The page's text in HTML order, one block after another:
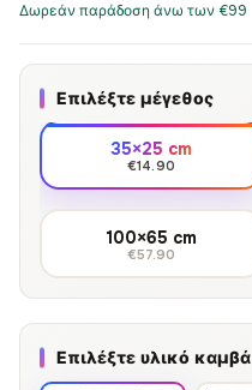
Δωρεάν παράδοση άνω των €99
Επιλέξτε μέγεθος
35×25 cm
€14.90
100×65 cm
€57.90
Επιλέξτε υλικό καμβά